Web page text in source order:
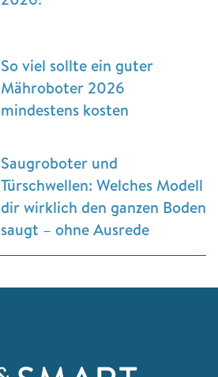
So viel sollte ein guter
Mähroboter 2026
mindestens kosten
Saugroboter und
Türschwellen: Welches Modell
dir wirklich den ganzen Boden
saugt – ohne Ausrede